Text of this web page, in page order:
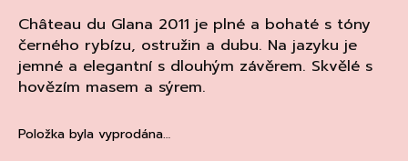
Château du Glana 2011 je plné a bohaté s tóny
černého rybízu, ostružin a dubu. Na jazyku je
jemné a elegantní s dlouhým závěrem. Skvělé s
hovězím masem a sýrem.
Položka byla vyprodána…
a
j
í
t